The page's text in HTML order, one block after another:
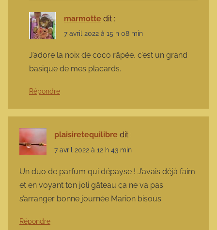
marmotte dit :
7 avril 2022 à 15 h 08 min
J’adore la noix de coco râpée, c’est un grand
basique de mes placards.
Répondre
plaisiretequilibre dit :
7 avril 2022 à 12 h 43 min
Un duo de parfum qui dépayse ! J’avais déjà faim
et en voyant ton joli gâteau ça ne va pas
s’arranger bonne journée Marion bisous
Répondre